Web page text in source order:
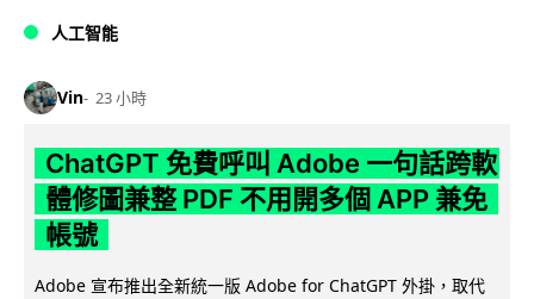
人工智能
Vin 23 小時
ChatGPT 免費呼叫 Adobe 一句話跨軟
體修圖兼整 PDF 不用開多個 APP 兼免
帳號
Adobe 宣布推出全新統一版 Adobe for ChatGPT 外掛，取代